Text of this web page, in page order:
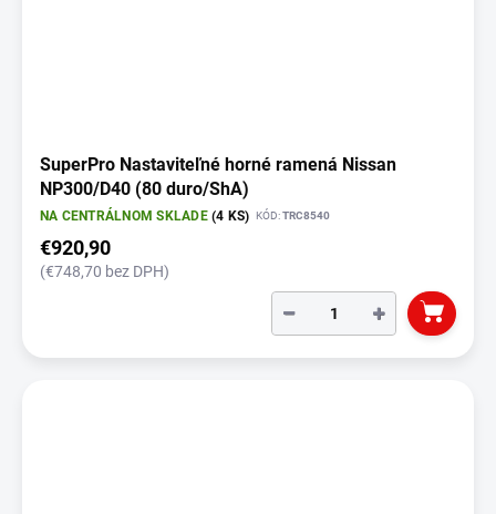
SuperPro Nastaviteľné horné ramená Nissan
NP300/D40 (80 duro/ShA)
NA CENTRÁLNOM SKLADE(4 KS) KÓD:TRC8540
€920,90
(€748,70 bez DPH)
+
−